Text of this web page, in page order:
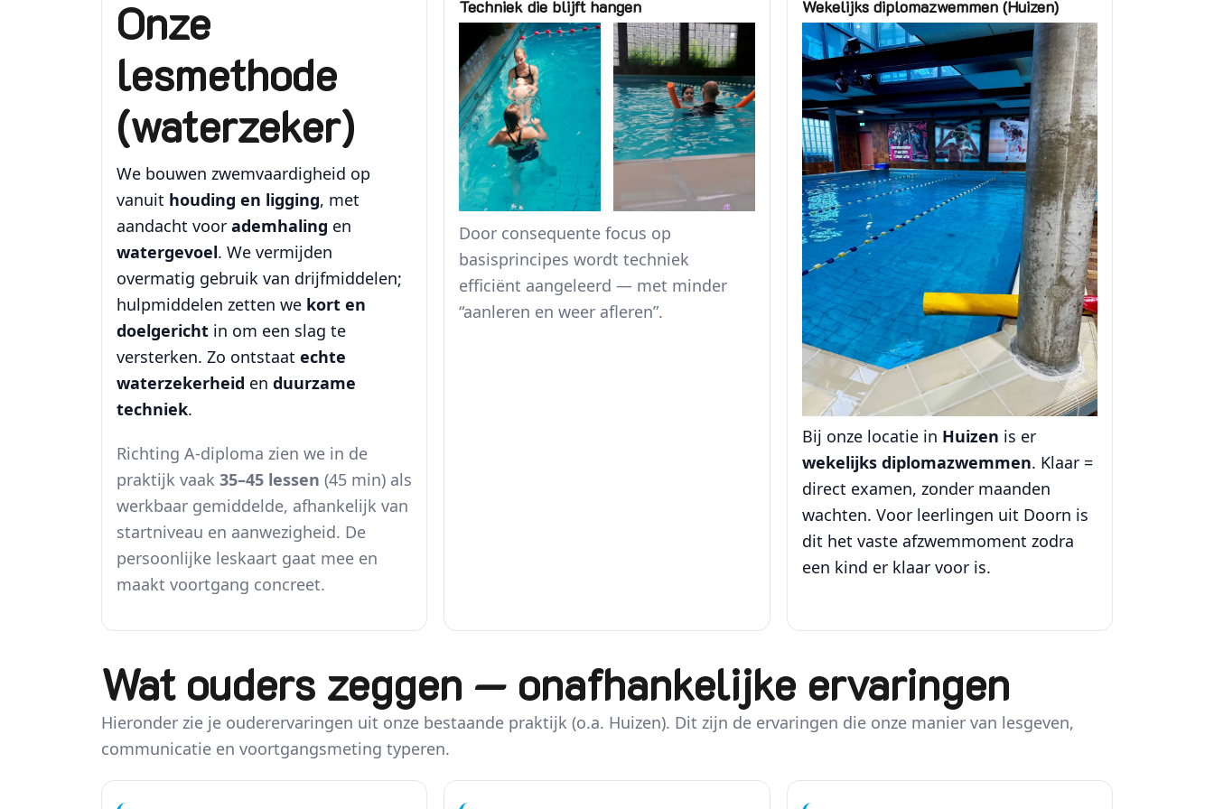
Onze
lesmethode
(waterzeker)
We bouwen zwemvaardigheid op
vanuit houding en ligging, met
aandacht voor ademhaling en
watergevoel. We vermijden
overmatig gebruik van drijfmiddelen;
hulpmiddelen zetten we kort en
doelgericht in om een slag te
versterken. Zo ontstaat echte
waterzekerheid en duurzame
techniek.
Richting A-diploma zien we in de
praktijk vaak 35–45 lessen (45 min) als
werkbaar gemiddelde, afhankelijk van
startniveau en aanwezigheid. De
persoonlijke leskaart gaat mee en
maakt voortgang concreet.
Techniek die blijft hangen
Door consequente focus op
basisprincipes wordt techniek
efficiënt aangeleerd — met minder
“aanleren en weer afleren”.
Wekelijks diplomazwemmen (Huizen)
Bij onze locatie in Huizen is er
wekelijks diplomazwemmen. Klaar =
direct examen, zonder maanden
wachten. Voor leerlingen uit Doorn is
dit het vaste afzwemmoment zodra
een kind er klaar voor is.
Wat ouders zeggen — onafhankelijke ervaringen
Hieronder zie je ouderervaringen uit onze bestaande praktijk (o.a. Huizen). Dit zijn de ervaringen die onze manier van lesgeven,
communicatie en voortgangsmeting typeren.